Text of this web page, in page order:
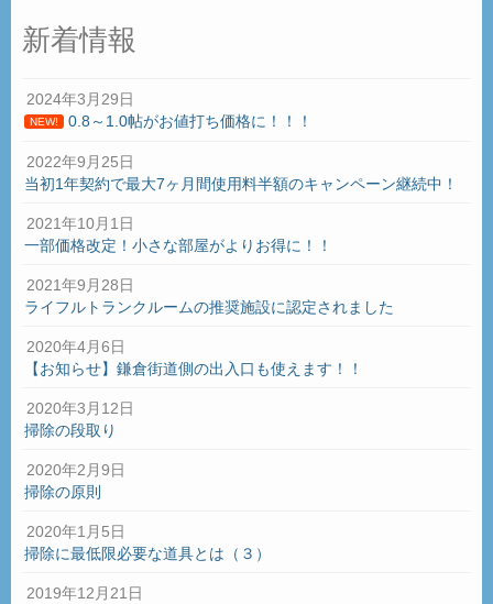
新着情報
2024年3月29日
NEW! 0.8～1.0帖がお値打ち価格に！！！
2022年9月25日
当初1年契約で最大7ヶ月間使用料半額のキャンペーン継続中！
2021年10月1日
一部価格改定！小さな部屋がよりお得に！！
2021年9月28日
ライフルトランクルームの推奨施設に認定されました
2020年4月6日
【お知らせ】鎌倉街道側の出入口も使えます！！
2020年3月12日
掃除の段取り
2020年2月9日
掃除の原則
2020年1月5日
掃除に最低限必要な道具とは（３）
2019年12月21日